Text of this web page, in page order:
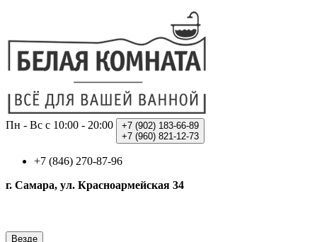
Пн - Вс с 10:00 - 20:00 +7 (902) 183-66-89
+7 (960) 821-12-73
+7 (846) 270-87-96
г. Самара, ул. Красноармейская 34
Везде